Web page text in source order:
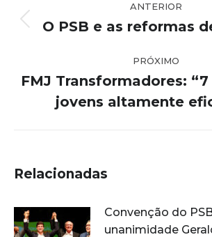
de
ANTERIOR
Post
O PSB e as reformas
PRÓXIMO
post:
FMJ Transformadores:
jovens altamente
Relacionadas
Convenção do
unanimidade